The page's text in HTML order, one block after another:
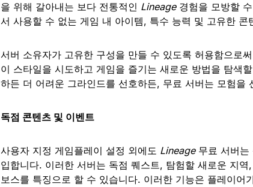
을 위해 갈아내는 보다 전통적인 Lineage 경험을 모방할
서 사용할 수 없는 게임 내 아이템, 특수 능력 및 고유한 콘
서버 소유자가 고유한 구성을 만들 수 있도록 허용함으로
이 스타일을 시도하고 게임을 즐기는 새로운 방법을 탐색
하든 더 어려운 그라인드를 선호하든, 무료 서버는 모험을
독점 콘텐츠 및 이벤트
사용자 지정 게임플레이 설정 외에도 Lineage 무료 서버는
입합니다. 이러한 서버는 독점 퀘스트, 탐험할 새로운 지
보스를 특징으로 할 수 있습니다. 이러한 기능은 플레이어